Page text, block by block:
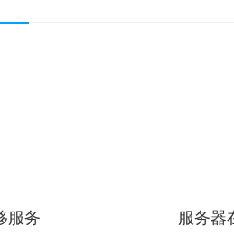
服务 服务器